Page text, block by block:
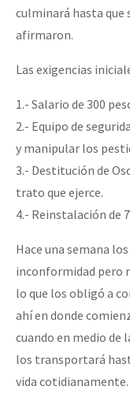
culminará hasta que
afirmaron.
Las exigencias
1.- Salario de 300
2.- Equipo de
y manipular los
3.- Destitución de
trato que ejerce.
4.- Reinstalación de
Hace una semana
inconformidad pero
lo que los obligó a
ahí en donde
cuando en medio de
los transportará
vida cotidianamente.